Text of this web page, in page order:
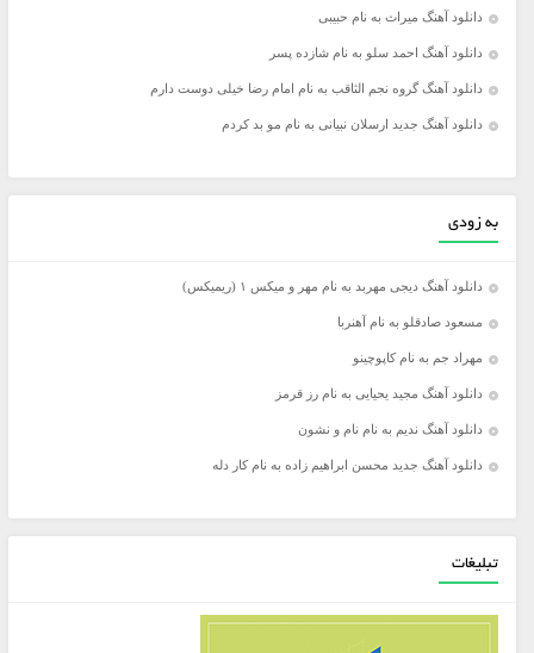
دانلود آهنگ میراث به نام حبیبی
دانلود آهنگ احمد سلو به نام شازده پسر
دانلود آهنگ گروه نجم الثاقب به نام امام رضا خیلی دوست دارم
دانلود آهنگ جدید ارسلان نبیانی به نام مو بد کردم
به زودی
دانلود آهنگ دیجی مهربد به نام مهر و میکس ۱ (ریمیکس)
مسعود صادقلو به نام آهنربا
مهراد جم به نام کاپوچینو
دانلود آهنگ مجید یحیایی به نام رز قرمز
دانلود آهنگ ندیم به نام نام و نشون
دانلود آهنگ جدید محسن ابراهیم زاده به نام کار دله
تبلیغات